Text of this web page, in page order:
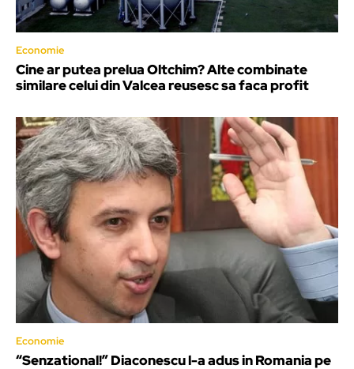
Economie
Cine ar putea prelua Oltchim? Alte combinate
similare celui din Valcea reusesc sa faca profit
Economie
“Senzational!” Diaconescu l-a adus in Romania pe